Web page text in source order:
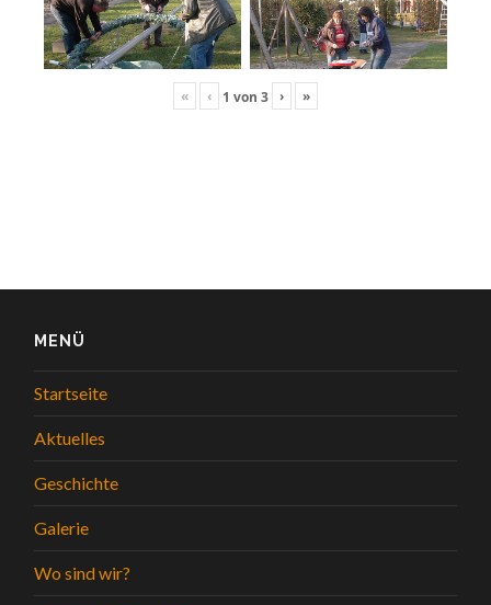
« ‹ 1 von 3 › »
MENÜ
Startseite
Aktuelles
Geschichte
Galerie
Wo sind wir?